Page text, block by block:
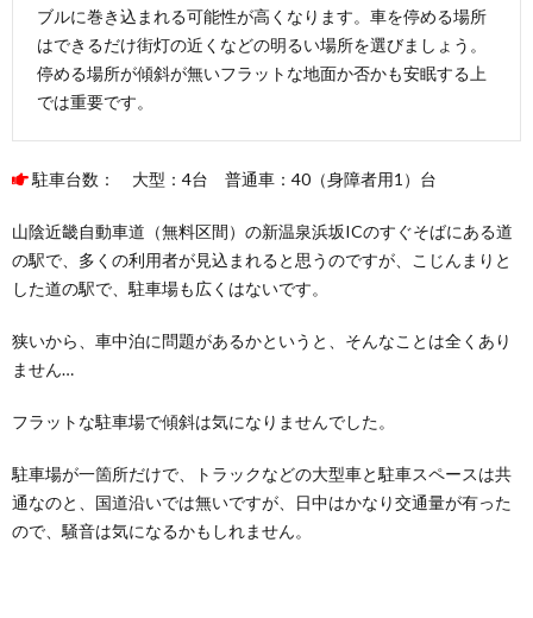
6.2.
「道の
駅 山
陰海岸
ジオパ
坂の
無料休
6.3.
「道の
駅 山
ジオパ
ーク浜
坂の
WiFi施
6.4.
「道の
駅 山
陰海岸
ブルに巻き込まれる可能性が高くなります。車を停める場所
はできるだけ街灯の近くなどの明るい場所を選びましょう。
停める場所が傾斜が無いフラットな地面か否かも安眠する上
では重要です。
駐車台数： 大型：4台 普通車：40（身障者用1）台
山陰近畿自動車道（無料区間）の新温泉浜坂ICのすぐそばにある道
の駅で、多くの利用者が見込まれると思うのですが、こじんまりと
した道の駅で、駐車場も広くはないです。
狭いから、車中泊に問題があるかというと、そんなことは全くあり
ません…
フラットな駐車場で傾斜は気になりませんでした。
駐車場が一箇所だけで、トラックなどの大型車と駐車スペースは共
通なのと、国道沿いでは無いですが、日中はかなり交通量が有った
ので、騒音は気になるかもしれません。